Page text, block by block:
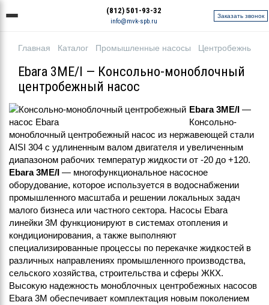
(812) 501-93-32
info@mvk-spb.ru
Заказать звонок
Главная Каталог Промышленные насосы Центробежные
Ebara 3ME/I — Консольно-моноблочный
центробежный насос
Ebara 3ME/I —
Консольно-
моноблочный центробежный насос из нержавеющей стали
AISI 304 с удлиненным валом двигателя и увеличенным
диапазоном рабочих температур жидкости от -20 до +120.
Ebara 3ME/I — многофункциональное насосное
оборудование, которое используется в водоснабжении
промышленного масштаба и решении локальных задач
малого бизнеса или частного сектора. Насосы Ebara
линейки 3M функционируют в системах отопления и
кондиционирования, а также выполняют
специализированные процессы по перекачке жидкостей в
различных направлениях промышленного производства,
сельского хозяйства, строительства и сферы ЖКХ.
Высокую надежность моноблочных центробежных насосов
Ebara 3M обеспечивает комплектация новым поколением